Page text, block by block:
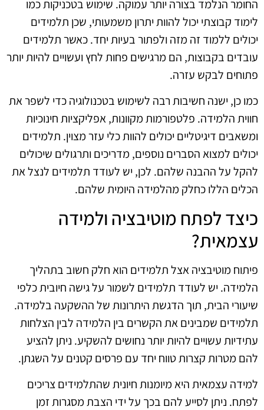
החומר הנלמד בצורה יותר עמוקה. שימוש בטכניקות כמו
לימוד קבוצתי יכול להוות יתרון משמעותי, שכן תלמידים
יכולים ללמוד זה מזה ולפתור בעיות יחד. כאשר תלמידים
עובדים בקבוצות, הם מרגישים פחות לחץ ועשויים להיות יותר
פתוחים לבקש עזרה.
כמו כן, ישנה חשיבות רבה לשימוש בטכנולוגיה כדי לשפר את
חווית הלמידה. פלטפורמות מקוונות, אפליקציות חינוכיות
ומשאבים דיגיטליים יכולים להוות כלי עזר מצוין. תלמידים
יכולים למצוא הסברים נוספים, מדריכים ותרגולים שיכולים
להקל על ההבנה שלהם. לכן, יש לעודד תלמידים לנצל את
הכלים הללו כחלק מהלמידה היומית שלהם.
כיצד לפתח מוטיבציה ולמידה
עצמאית?
פיתוח מוטיבציה אצל תלמידים הוא חלק חשוב בתהליך
הלמידה. יש לעודד תלמידים לשמור על גישה חיובית כלפי
שיעורי הבית, תוך הדגשת היתרונות של ההשקעה בלמידה.
תלמידים שמבינים את הקשרים בין הלמידה לבין הצלחות
עתידיות עשויים להיות יותר נחושים להשקיע. ניתן להציע
להם מטרות קצרות טווח יחד עם פרסים קטנים על השגתן.
למידה עצמאית היא מיומנות חיונית שהתלמידים צריכים
לפתח. ניתן לסייע להם בכך על ידי הצבת מסגרות זמן